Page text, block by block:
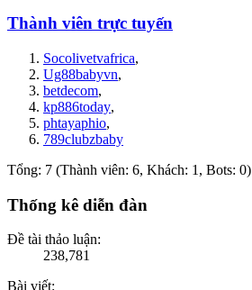
Thành viên trực tuyến
Socolivetvafrica,
Ug88babyvn,
betdecom,
kp886today,
phtayaphio,
789clubzbaby
Tổng: 7 (Thành viên: 6, Khách: 1, Bots: 0)
Thống kê diễn đàn
Đề tài thảo luận:
238,781
Bài viết: